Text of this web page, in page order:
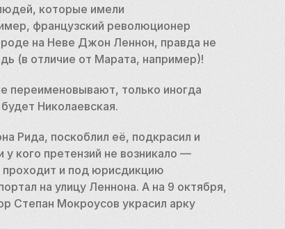
которые имели
французский революционер
на Неве Джон Леннон, правда не
(в отличие от Марата, например)!
переименовывают, только иногда
Николаевская.
Рида, поскоблил её, подкрасил и
кого претензий не возникало —
проходит и под юрисдикцию
на улицу Леннона. А на 9 октября,
Степан Мокроусов украсил арку